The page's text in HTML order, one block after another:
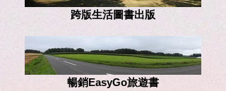
跨版生活圖書出版
暢銷EasyGo旅遊書